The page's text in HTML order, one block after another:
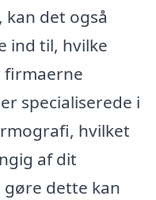
det også
ind til, hvilke
firmaerne
specialiserede i
hvilket
af dit
gøre dette kan